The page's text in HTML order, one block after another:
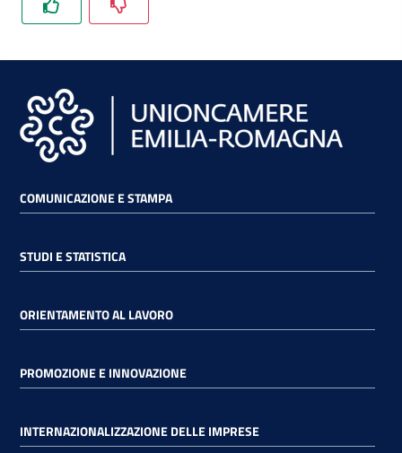
siamo
Seguici
su
COMUNICAZIONE E STAMPA
STUDI E STATISTICA
ORIENTAMENTO AL LAVORO
PROMOZIONE E INNOVAZIONE
INTERNAZIONALIZZAZIONE DELLE IMPRESE